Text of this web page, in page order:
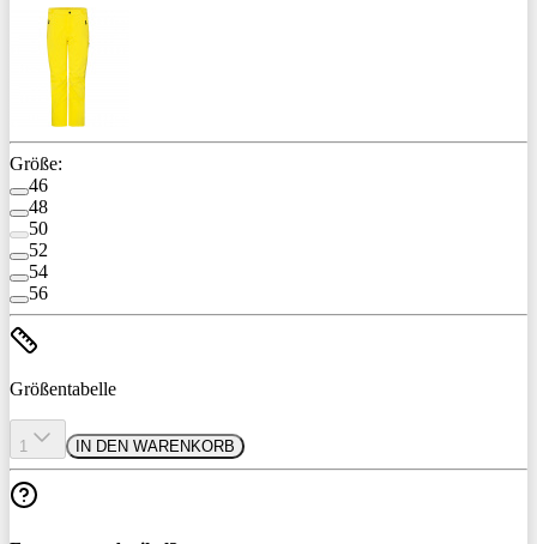
Größe:
46
48
50
52
54
56
Größentabelle
1 IN DEN WARENKORB